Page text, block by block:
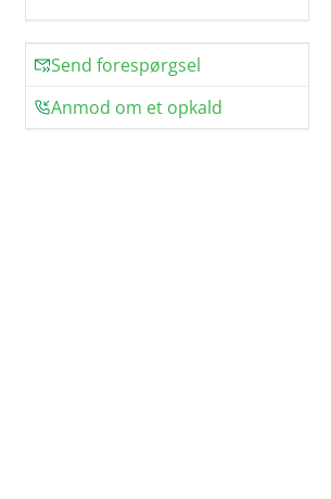
Send forespørgsel
Anmod om et opkald